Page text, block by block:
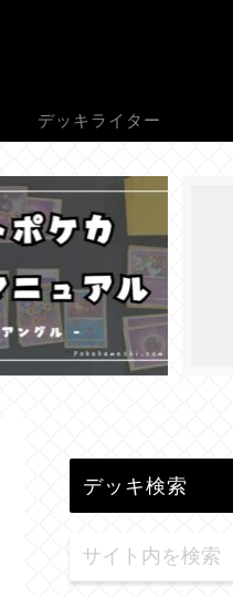
デッキライター
デッキ検索